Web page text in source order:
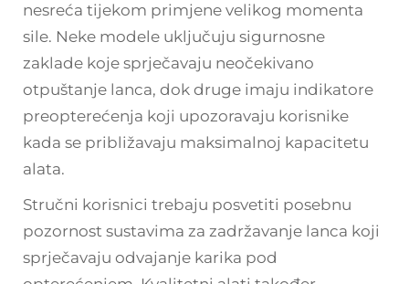
nesreća tijekom primjene velikog momenta
sile. Neke modele uključuju sigurnosne
zaklade koje sprječavaju neočekivano
otpuštanje lanca, dok druge imaju indikatore
preopterećenja koji upozoravaju korisnike
kada se približavaju maksimalnoj kapacitetu
alata.
Stručni korisnici trebaju posvetiti posebnu
pozornost sustavima za zadržavanje lanca koji
sprječavaju odvajanje karika pod